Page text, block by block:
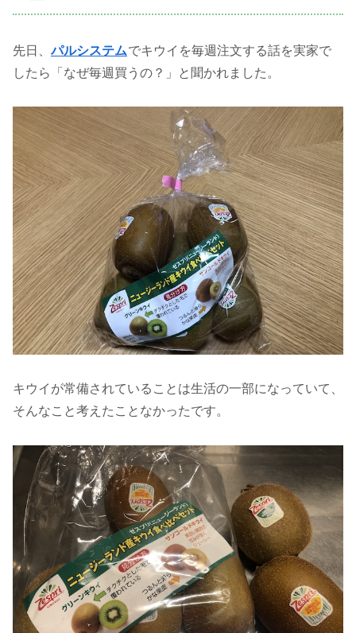
先日、パルシステムでキウイを毎週注文する話を実家で
したら「なぜ毎週買うの？」と聞かれました。
キウイが常備されていることは生活の一部になっていて、
そんなこと考えたことなかったです。